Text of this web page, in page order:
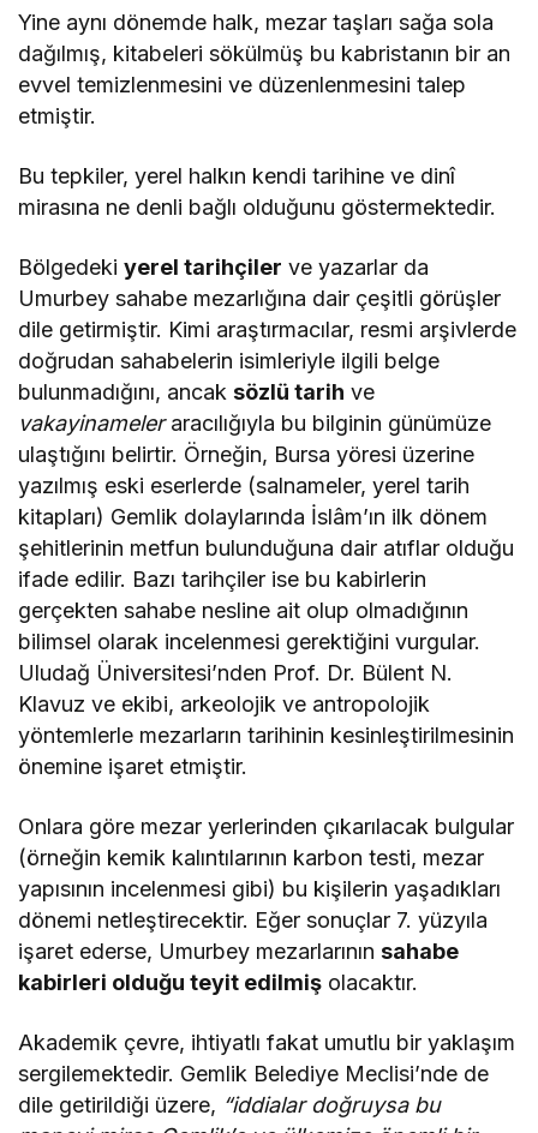
Yine aynı dönemde halk, mezar taşları sağa sola
dağılmış, kitabeleri sökülmüş bu kabristanın bir an
evvel temizlenmesini ve düzenlenmesini talep
etmiştir​.
Bu tepkiler, yerel halkın kendi tarihine ve dinî
mirasına ne denli bağlı olduğunu göstermektedir.
Bölgedekiyerel tarihçiler ve yazarlar da
Umurbey sahabe mezarlığına dair çeşitli görüşler
dile getirmiştir. Kimi araştırmacılar, resmi arşivlerde
doğrudan sahabelerin isimleriyle ilgili belge
bulunmadığını, ancaksözlü tarih ve
vakayinameleraracılığıyla bu bilginin günümüze
ulaştığını belirtir. Örneğin, Bursa yöresi üzerine
yazılmış eski eserlerde (salnameler, yerel tarih
kitapları) Gemlik dolaylarında İslâm’ın ilk dönem
şehitlerinin metfun bulunduğuna dair atıflar olduğu
ifade edilir. Bazı tarihçiler ise bu kabirlerin
gerçekten sahabe nesline ait olup olmadığının
bilimsel olarak incelenmesi gerektiğini vurgular.
Uludağ Üniversitesi’nden Prof. Dr. Bülent N.
Klavuz ve ekibi, arkeolojik ve antropolojik
yöntemlerle mezarların tarihinin kesinleştirilmesinin
önemine işaret etmiştir​.
Onlara göre mezar yerlerinden çıkarılacak bulgular
(örneğin kemik kalıntılarının karbon testi, mezar
yapısının incelenmesi gibi) bu kişilerin yaşadıkları
dönemi netleştirecektir. Eğer sonuçlar 7. yüzyıla
işaret ederse, Umurbey mezarlarınınsahabe
kabirleri olduğu teyit edilmiş olacaktır.
Akademik çevre, ihtiyatlı fakat umutlu bir yaklaşım
sergilemektedir. Gemlik Belediye Meclisi’nde de
dile getirildiği üzere, “iddialar doğruysa bu